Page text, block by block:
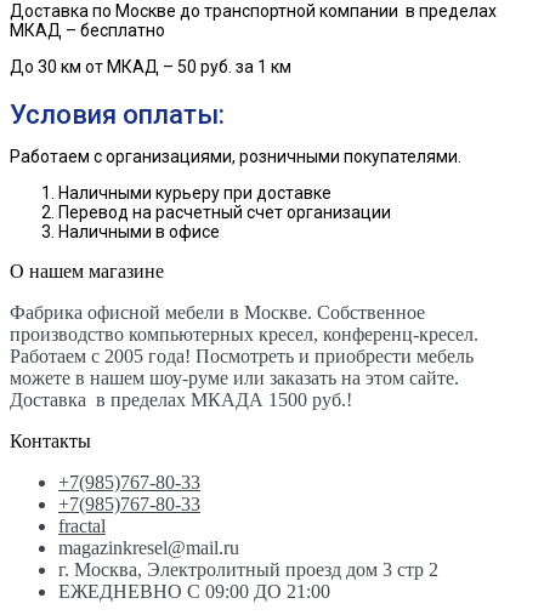
Доставка по Москве до транспортной компании в пределах
МКАД – бесплатно
До 30 км от МКАД – 50 руб. за 1 км
Условия оплаты:
Работаем с организациями, розничными покупателями.
Наличными курьеру при доставке
Перевод на расчетный счет организации
Наличными в офисе
О нашем магазине
Фабрика офисной мебели в Москве. Собственное
производство компьютерных кресел, конференц-кресел.
Работаем с 2005 года! Посмотреть и приобрести мебель
можете в нашем шоу-руме или заказать на этом сайте.
Доставка в пределах МКАДА 1500 руб.!
Контакты
+7(985)767-80-33
+7(985)767-80-33
fractal
magazinkresel@mail.ru
г. Москва, Электролитный проезд дом 3 стр 2
ЕЖЕДНЕВНО С 09:00 ДО 21:00